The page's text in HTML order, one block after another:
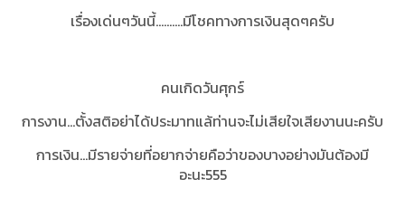
เรื่องเด่นๆวันนี้..........มีโชคทางการเงินสุดๆครับ
คนเกิดวันศุกร์
การงาน...ตั้งสติอย่าได้ประมาทแล้ท่านจะไม่เสียใจเสียงานนะครับ
การเงิน...มีรายจ่ายที่อยากจ่ายคือว่าของบางอย่างมันต้องมี
อะนะ555